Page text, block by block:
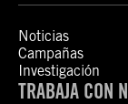
Noticias
Campañas
Investigación
TRABAJA CON